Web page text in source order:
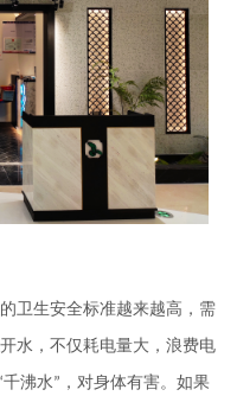
卫生安全标准越来越高，需
水，不仅耗电量大，浪费电
千沸水” ，对身体有害。如果